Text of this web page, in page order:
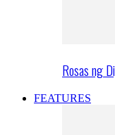
Rosas ng
FEATURES